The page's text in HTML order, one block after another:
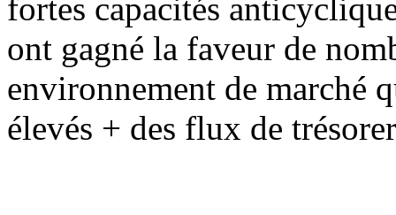
fortes capacités
ont gagné la faveur de
environnement de marché
élevés + des flux de